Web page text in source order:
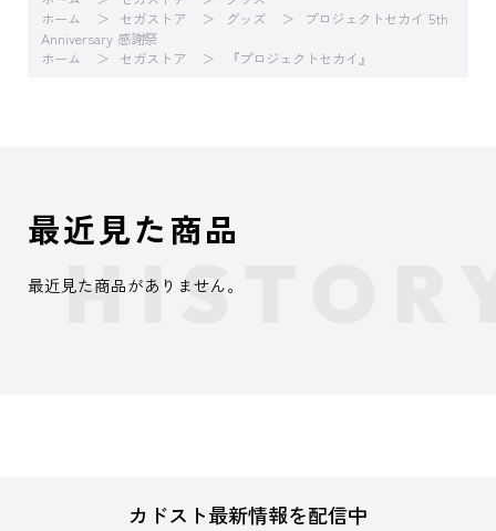
ホーム
セガストア グッズ
プロジェクトセカイ 5th
Anniversary 感謝祭
ホーム
セガストア 『プロジェクトセカイ』
最近見た商品
最近見た商品がありません。
カドスト最新情報を配信中